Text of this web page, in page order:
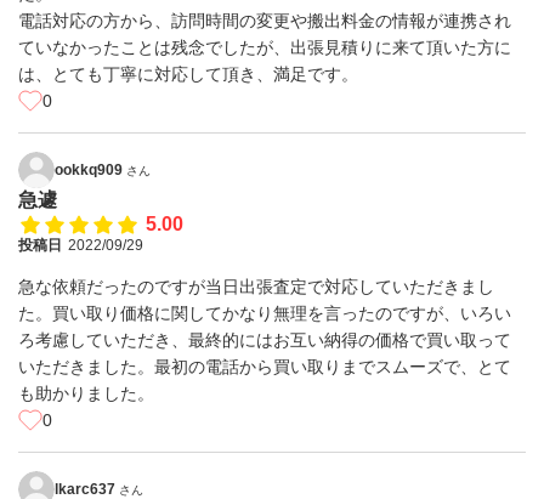
電話対応の方から、訪問時間の変更や搬出料金の情報が連携され
ていなかったことは残念でしたが、出張見積りに来て頂いた方に
は、とても丁寧に対応して頂き、満足です。
0
ookkq909 さん
急遽
5.00
投稿日 2022/09/29
急な依頼だったのですが当日出張査定で対応していただきまし
た。買い取り価格に関してかなり無理を言ったのですが、いろい
ろ考慮していただき、最終的にはお互い納得の価格で買い取って
いただきました。最初の電話から買い取りまでスムーズで、とて
も助かりました。
0
lkarc637 さん